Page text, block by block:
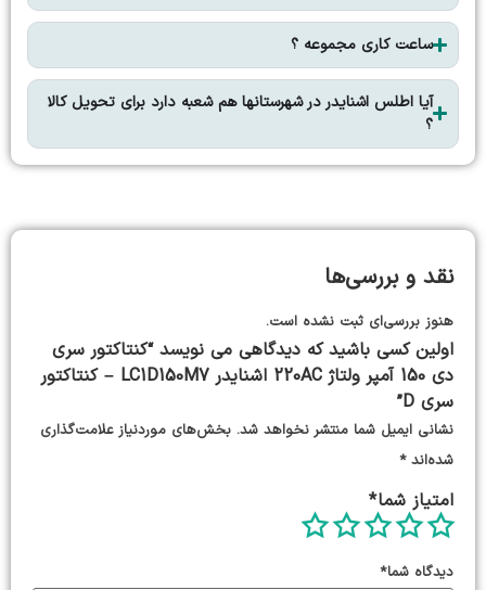
ساعت کاری مجموعه ؟
آیا اطلس اشنایدر در شهرستانها هم شعبه دارد برای تحویل کالا
؟
نقد و بررسی‌ها
هنوز بررسی‌ای ثبت نشده است.
اولین کسی باشید که دیدگاهی می نویسد “کنتاکتور سری
دی 150 آمپر ولتاژ 220AC اشنایدر LC1D150M7 – کنتاکتور
سری D”
نشانی ایمیل شما منتشر نخواهد شد. بخش‌های موردنیاز علامت‌گذاری
شده‌اند*
امتیاز شما*
دیدگاه شما*